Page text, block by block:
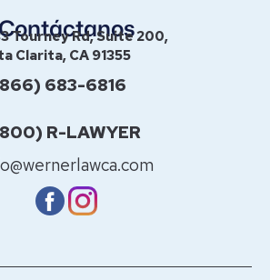
Tourney Rd, Suite 200,
Clarita, CA 91355
683-6816
R-LAWYER